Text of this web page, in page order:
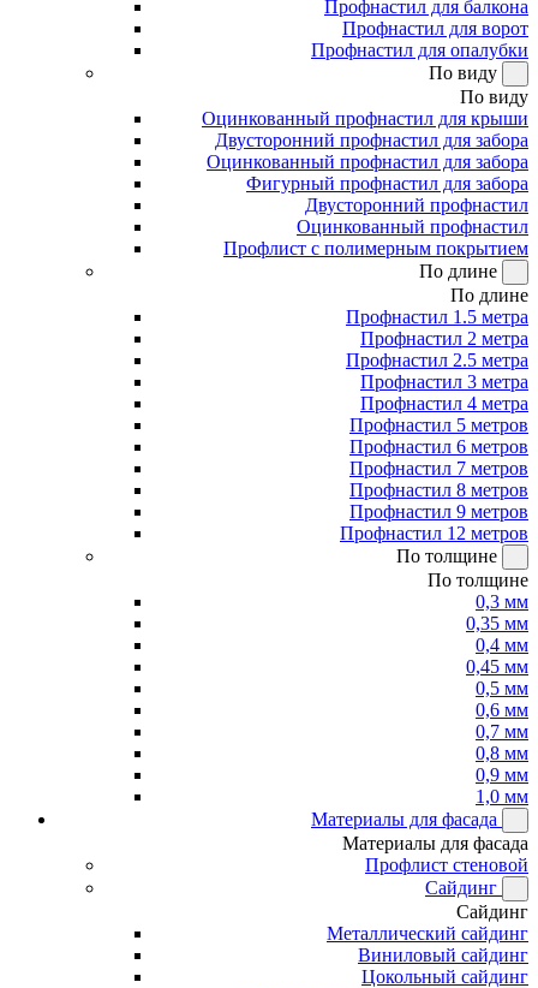
Профнастил для балкона
Профнастил для ворот
Профнастил для опалубки
По виду
По виду
Оцинкованный профнастил для крыши
Двусторонний профнастил для забора
Оцинкованный профнастил для забора
Фигурный профнастил для забора
Двусторонний профнастил
Оцинкованный профнастил
Профлист с полимерным покрытием
По длине
По длине
Профнастил 1.5 метра
Профнастил 2 метра
Профнастил 2.5 метра
Профнастил 3 метра
Профнастил 4 метра
Профнастил 5 метров
Профнастил 6 метров
Профнастил 7 метров
Профнастил 8 метров
Профнастил 9 метров
Профнастил 12 метров
По толщине
По толщине
0,3 мм
0,35 мм
0,4 мм
0,45 мм
0,5 мм
0,6 мм
0,7 мм
0,8 мм
0,9 мм
1,0 мм
Материалы для фасада
Материалы для фасада
Профлист стеновой
Сайдинг
Сайдинг
Металлический сайдинг
Виниловый сайдинг
Цокольный сайдинг